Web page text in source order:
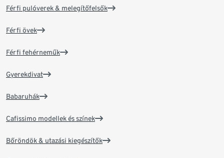
Férfi pulóverek & melegítőfelsők
Férfi övek
Férfi fehérneműk
Gyerekdivat
Babaruhák
Cafissimo modellek és színek
Bőröndök & utazási kiegészítők